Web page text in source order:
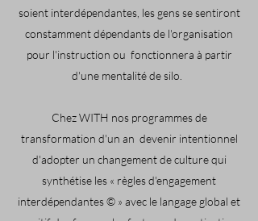
soient interdépendantes, les gens se sentiront
constamment dépendants de l'organisation
pour l'instruction ou fonctionnera à partir
d'une mentalité de silo.
Chez WITH nos programmes de
transformation d'un an devenir intentionnel
d'adopter un changement de culture qui
synthétise les « règles d'engagement
interdépendantes © » avec le langage global et